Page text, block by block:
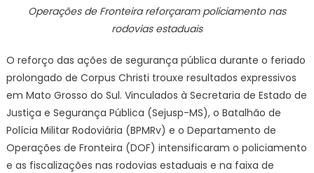
resulta
e
prejuízo
de
quase
R$
26
Operações de Fronteira reforçaram policiamento nas
rodovias estaduais
O reforço das ações de segurança pública durante o feriado
prolongado de Corpus Christi trouxe resultados expressivos
em Mato Grosso do Sul. Vinculados à Secretaria de Estado de
Justiça e Segurança Pública (Sejusp-MS), o Batalhão de
Polícia Militar Rodoviária (BPMRv) e o Departamento de
Operações de Fronteira (DOF) intensificaram o policiamento
e as fiscalizações nas rodovias estaduais e na faixa de